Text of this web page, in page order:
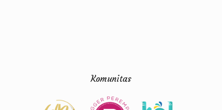
Komunitas